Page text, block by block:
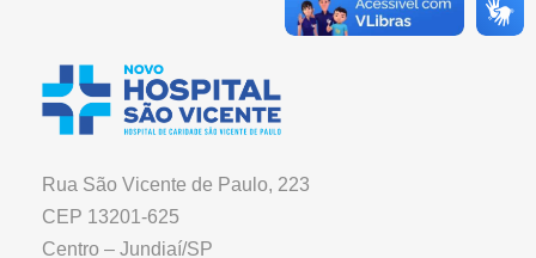
Rua São Vicente de Paulo, 223
CEP 13201-625
Centro – Jundiaí/SP